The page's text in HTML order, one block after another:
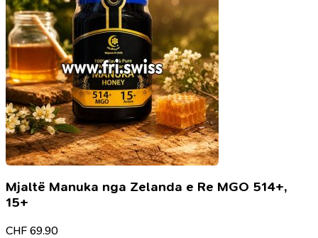
Mjaltë Manuka nga Zelanda e Re MGO 514+,
15+
CHF 69.90